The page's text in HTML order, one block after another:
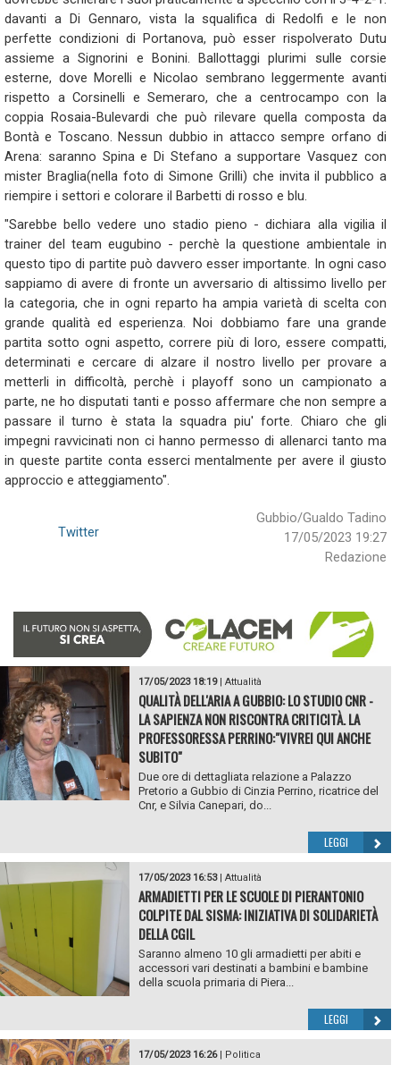
davanti a Di Gennaro, vista la squalifica di Redolfi e le non
perfette condizioni di Portanova, può esser rispolverato Dutu
assieme a Signorini e Bonini. Ballottaggi plurimi sulle corsie
esterne, dove Morelli e Nicolao sembrano leggermente avanti
rispetto a Corsinelli e Semeraro, che a centrocampo con la
coppia Rosaia-Bulevardi che può rilevare quella composta da
Bontà e Toscano. Nessun dubbio in attacco sempre orfano di
Arena: saranno Spina e Di Stefano a supportare Vasquez con
mister Braglia(nella foto di Simone Grilli) che invita il pubblico a
riempire i settori e colorare il Barbetti di rosso e blu.
"Sarebbe bello vedere uno stadio pieno - dichiara alla vigilia il
trainer del team eugubino - perchè la questione ambientale in
questo tipo di partite può davvero esser importante. In ogni caso
sappiamo di avere di fronte un avversario di altissimo livello per
la categoria, che in ogni reparto ha ampia varietà di scelta con
grande qualità ed esperienza. Noi dobbiamo fare una grande
partita sotto ogni aspetto, correre più di loro, essere compatti,
determinati e cercare di alzare il nostro livello per provare a
metterli in difficoltà, perchè i playoff sono un campionato a
parte, ne ho disputati tanti e posso affermare che non sempre a
passare il turno è stata la squadra piu' forte. Chiaro che gli
impegni ravvicinati non ci hanno permesso di allenarci tanto ma
in queste partite conta esserci mentalmente per avere il giusto
approccio e atteggiamento".
Gubbio/Gualdo Tadino
17/05/2023 19:27
Redazione
Twitter
17/05/2023 18:19| Attualità
QUALITÀ DELL'ARIA A GUBBIO: LO STUDIO CNR -
LA SAPIENZA NON RISCONTRA CRITICITÀ. LA
PROFESSORESSA PERRINO:"VIVREI QUI ANCHE
SUBITO"
Due ore di dettagliata relazione a Palazzo
Pretorio a Gubbio di Cinzia Perrino, ricatrice del
Cnr, e Silvia Canepari, do...
LEGGI
17/05/2023 16:53| Attualità
ARMADIETTI PER LE SCUOLE DI PIERANTONIO
COLPITE DAL SISMA: INIZIATIVA DI SOLIDARIETÀ
DELLA CGIL
Saranno almeno 10 gli armadietti per abiti e
accessori vari destinati a bambini e bambine
della scuola primaria di Piera...
LEGGI
17/05/2023 16:26| Politica